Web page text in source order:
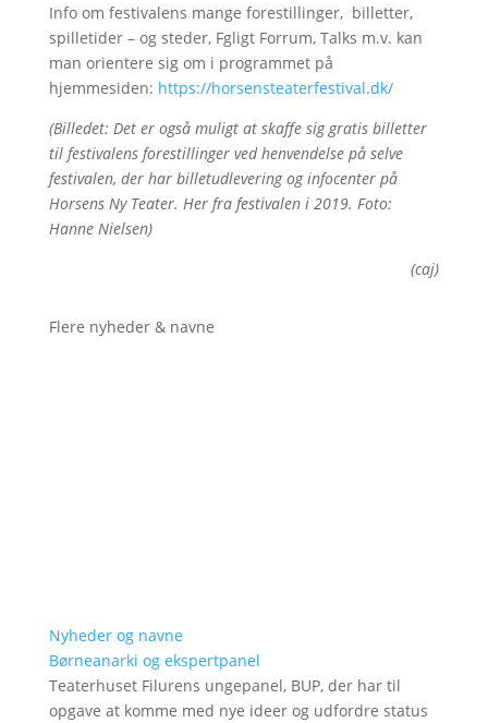
Info om festivalens mange forestillinger, billetter,
spilletider – og steder, Fgligt Forrum, Talks m.v. kan
man orientere sig om i programmet på
hjemmesiden: https://horsensteaterfestival.dk/
(Billedet: Det er også muligt at skaffe sig gratis billetter
til festivalens forestillinger ved henvendelse på selve
festivalen, der har billetudlevering og infocenter på
Horsens Ny Teater. Her fra festivalen i 2019. Foto:
Hanne Nielsen)
(caj)
Flere nyheder & navne
Nyheder og navne
Børneanarki og ekspertpanel
Teaterhuset Filurens ungepanel, BUP, der har til
opgave at komme med nye ideer og udfordre status